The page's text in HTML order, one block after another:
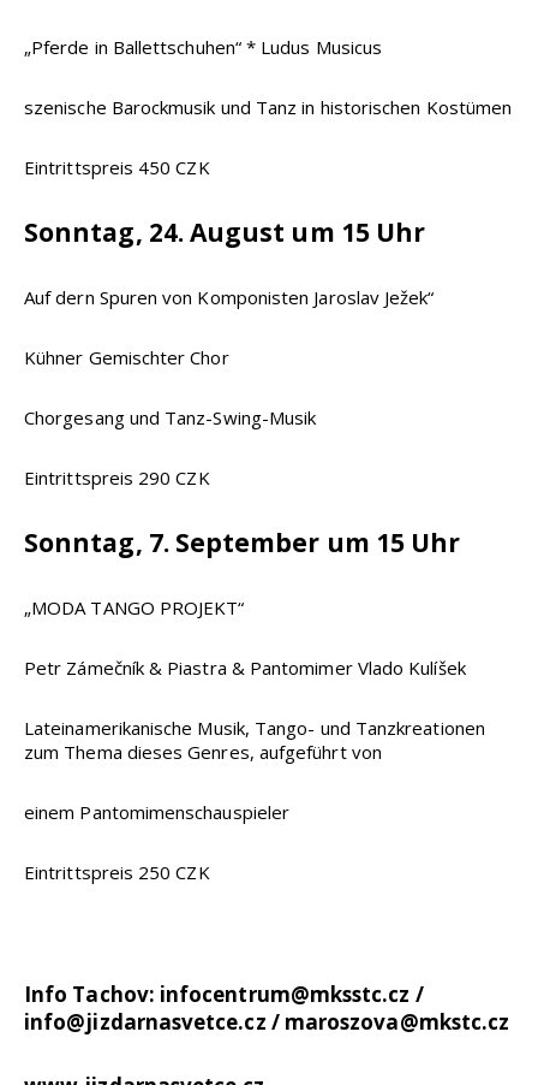
„Pferde in Ballettschuhen“ * Ludus Musicus
szenische Barockmusik und Tanz in historischen Kostümen
Eintrittspreis 450 CZK
Sonntag, 24. August um 15 Uhr
Auf dern Spuren von Komponisten Jaroslav Ježek“
Kühner Gemischter Chor
Chorgesang und Tanz-Swing-Musik
Eintrittspreis 290 CZK
Sonntag, 7. September um 15 Uhr
„MODA TANGO PROJEKT“
Petr Zámečník & Piastra & Pantomimer Vlado Kulíšek
Lateinamerikanische Musik, Tango- und Tanzkreationen
zum Thema dieses Genres, aufgeführt von
einem Pantomimenschauspieler
Eintrittspreis 250 CZK
Info Tachov: infocentrum@mksstc.cz /
info@jizdarnasvetce.cz / maroszova@mkstc.cz